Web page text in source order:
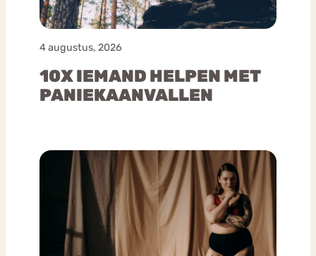
4 augustus, 2026
10X IEMAND HELPEN MET
PANIEKAANVALLEN